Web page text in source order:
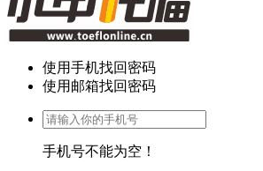
使用手机找回密码
使用邮箱找回密码
手机号不能为空！